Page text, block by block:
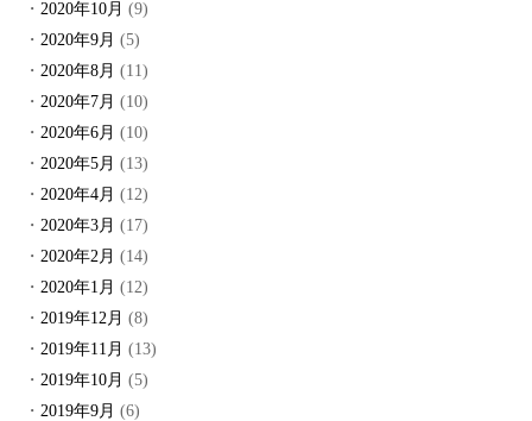
2020年10月 (9)
2020年9月 (5)
2020年8月 (11)
2020年7月 (10)
2020年6月 (10)
2020年5月 (13)
2020年4月 (12)
2020年3月 (17)
2020年2月 (14)
2020年1月 (12)
2019年12月 (8)
2019年11月 (13)
2019年10月 (5)
2019年9月 (6)